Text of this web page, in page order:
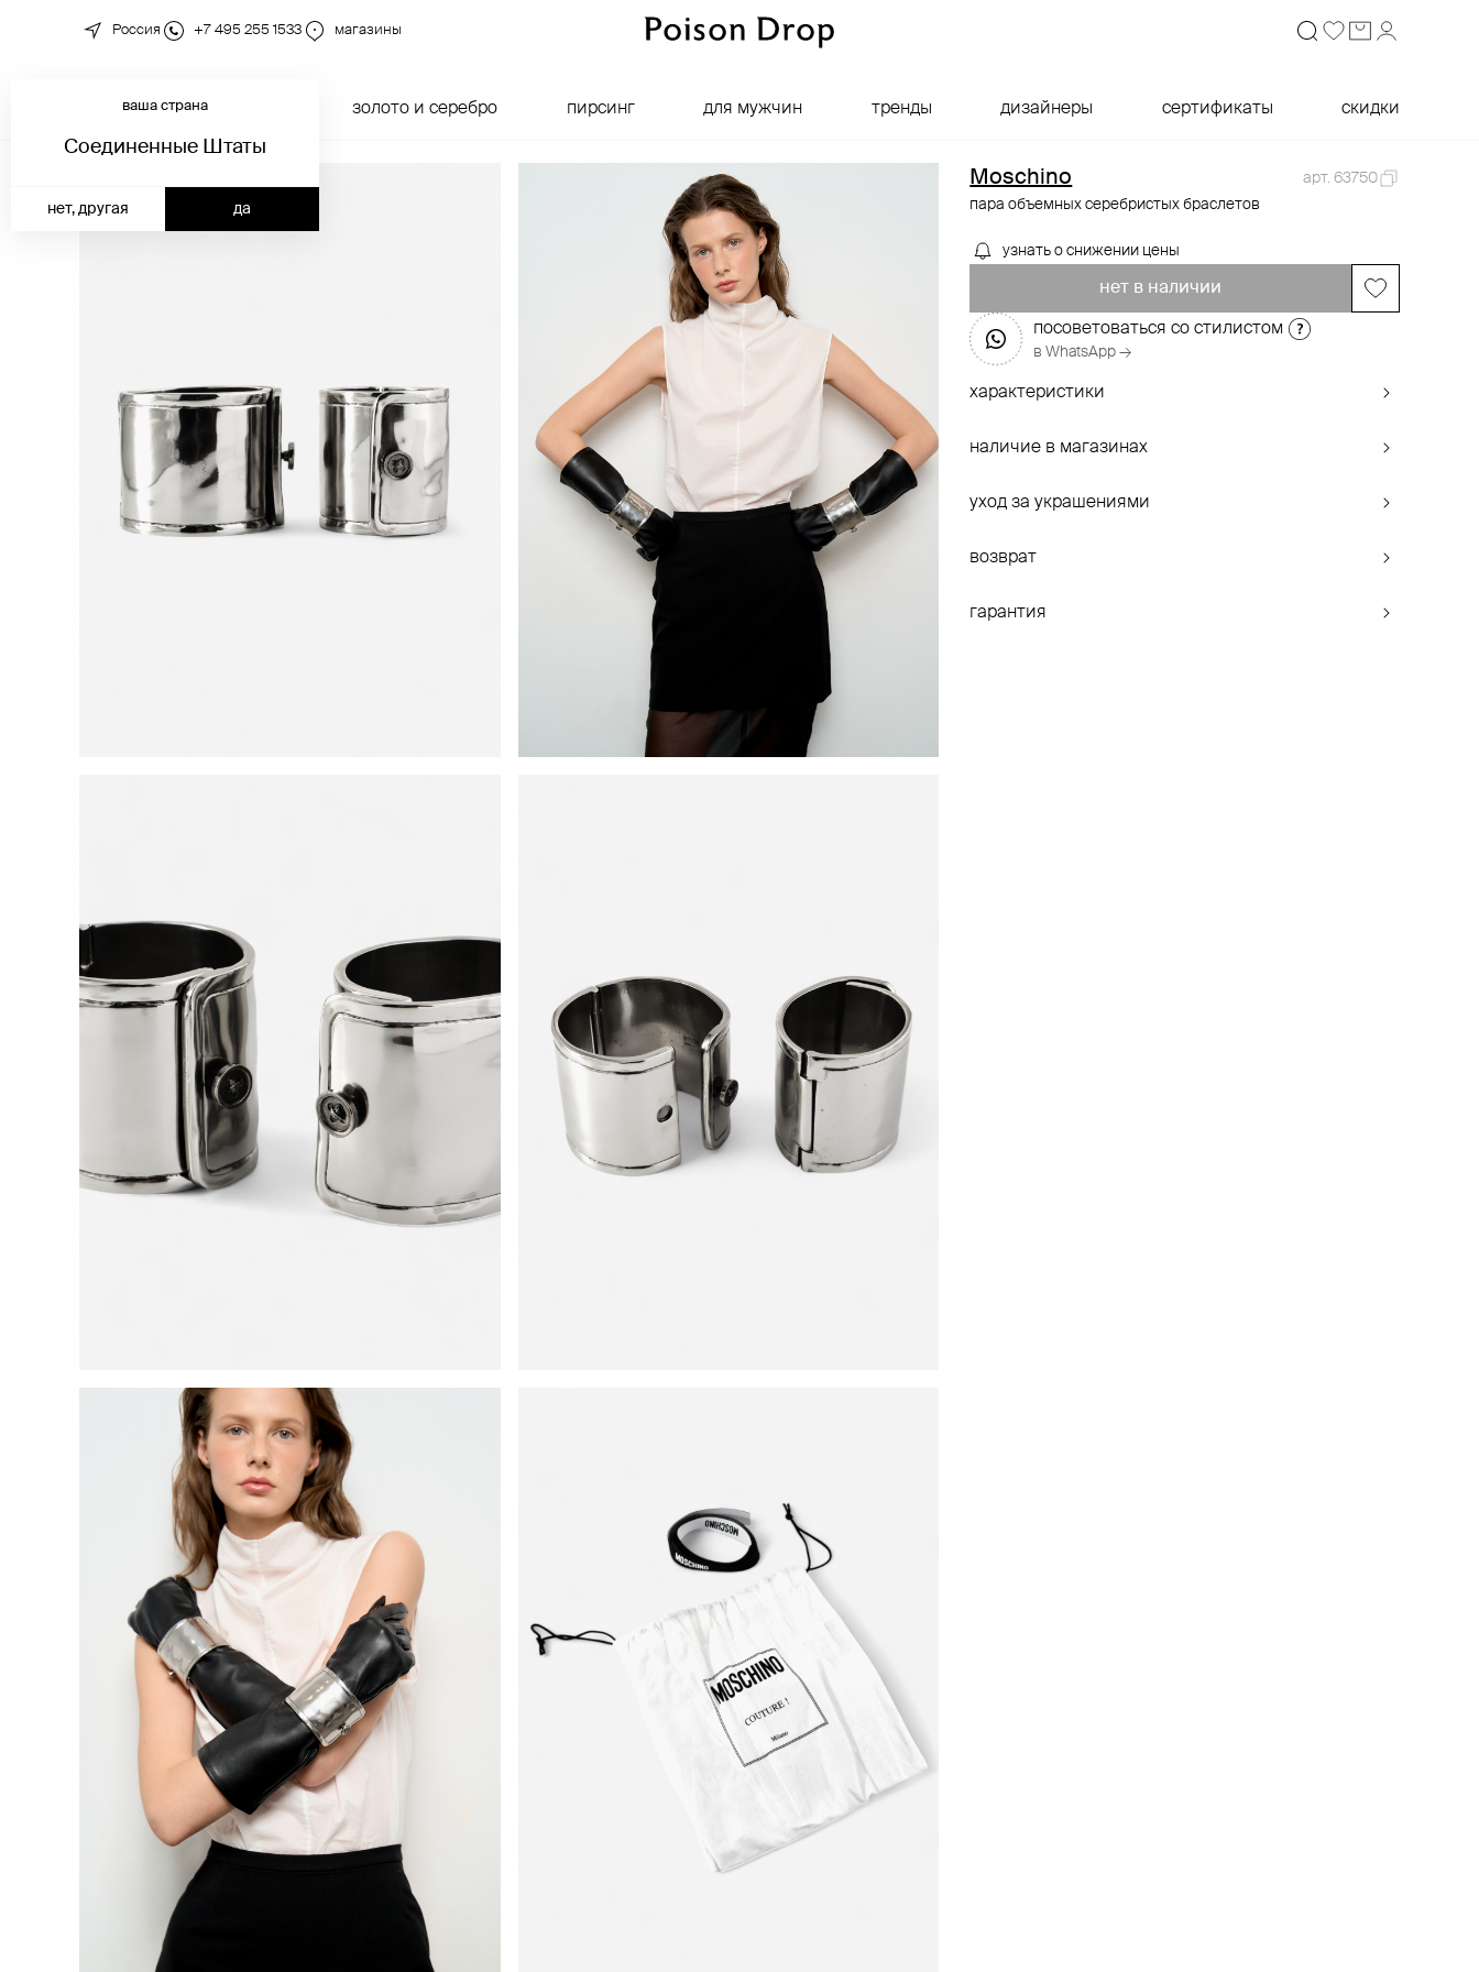
Россия +7 495 255 1533 магазины
новинки золото и серебро пирсинг для мужчин тренды дизайнеры сертификаты скидки
ваша страна
Соединенные Штаты
да
нет, другая
Moschino
арт. 63750
пара объемных серебристых браслетов
узнать о снижении цены
нет в наличии
посоветоваться со стилистом
в WhatsApp →
характеристики
наличие в магазинах
уход за украшениями
возврат
гарантия